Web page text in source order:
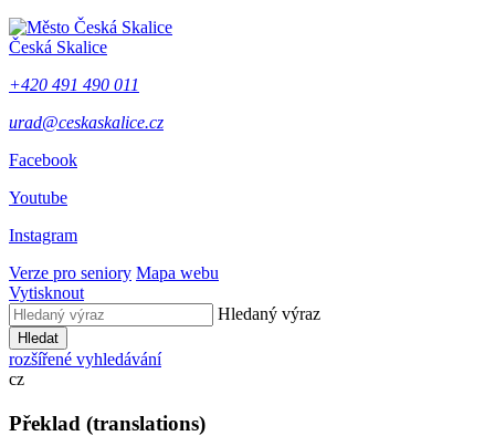
Česká Skalice
+420 491 490 011
urad@ceskaskalice.cz
Facebook
Youtube
Instagram
Verze pro seniory Mapa webu
Vytisknout
Hledaný výraz
Hledat
rozšířené vyhledávání
cz
Překlad (translations)